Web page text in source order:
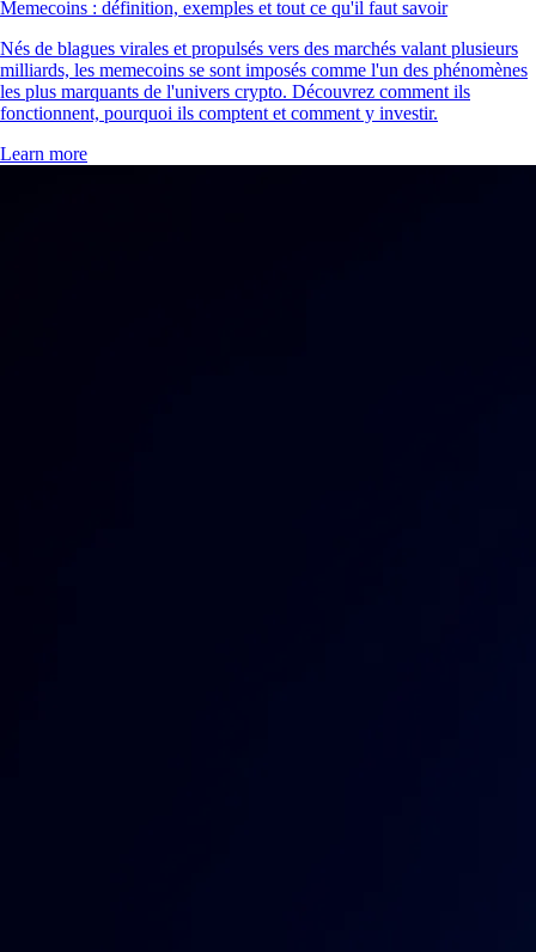
Memecoins : définition, exemples et tout ce qu'il faut savoir
Nés de blagues virales et propulsés vers des marchés valant plusieurs
milliards, les memecoins se sont imposés comme l'un des phénomènes
les plus marquants de l'univers crypto. Découvrez comment ils
fonctionnent, pourquoi ils comptent et comment y investir.
Learn more